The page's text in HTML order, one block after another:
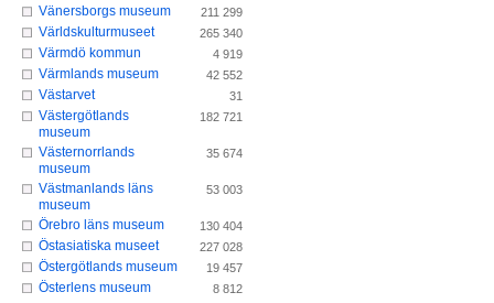
Vänersborgs museum 211 299
Världskulturmuseet 265 340
Värmdö kommun 4 919
Värmlands museum 42 552
Västarvet 31
Västergötlands
museum
182 721
Västernorrlands
museum
35 674
Västmanlands läns
museum
53 003
Örebro läns museum 130 404
Östasiatiska museet 227 028
Östergötlands museum 19 457
Österlens museum 8 812